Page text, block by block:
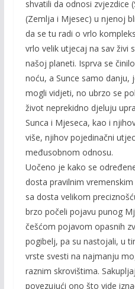
shvatili da odnosi zvjezdice
(Zemlja i Mjesec) u njenoj
da se tu radi o vrlo
vrlo velik utjecaj na sav živi
našoj planeti. Isprva se
noću, a Sunce samo danju,
mogli vidjeti, no ubrzo se
život neprekidno djeluju
Sunca i Mjeseca, kao i
više, njihov pojedinačni
međusobnom odnosu.
Uočeno je kako se
dosta pravilnim
sa dosta velikom
brzo počeli pojavu punog
češćom pojavom opasnih
pogibelj, pa su nastojali, u
vrste svesti na najmanju
raznim skrovištima.
povezujući ono što vide